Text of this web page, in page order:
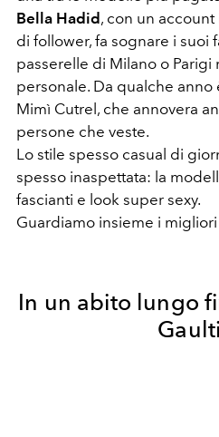
Bella Hadid, con un
di follower, fa sognare i suoi
passerelle di Milano o Parigi
personale. Da qualche anno
Mimì Cutrel, che annovera
persone che veste.
Lo stile spesso casual di
spesso inaspettata: la
fascianti e look super sexy.
Guardiamo insieme i
In un abito lungo